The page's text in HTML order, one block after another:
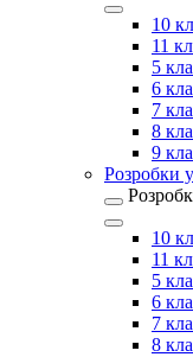
10
11
5
6
7
8
9
Розробки
10
11
5
6
7
8